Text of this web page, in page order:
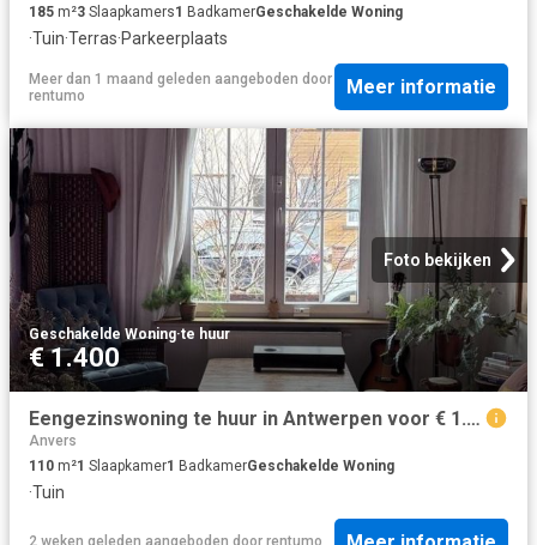
185 m²3 Slaapkamers1 BadkamerGeschakelde Woning
·Tuin·Terras·Parkeerplaats
Meer dan 1 maand geleden aangeboden door
rentumo
Meer informatie
Foto bekijken
Geschakelde Woning·te huur
€ 1.400
Eengezinswoning te huur in Antwerpen voor € 1.400 met 1 slaapkamer
Anvers
110 m²1 Slaapkamer1 BadkamerGeschakelde Woning
·Tuin